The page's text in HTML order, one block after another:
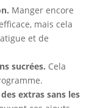
Manger encore
mais cela
et de
sucrées. Cela
extras sans les